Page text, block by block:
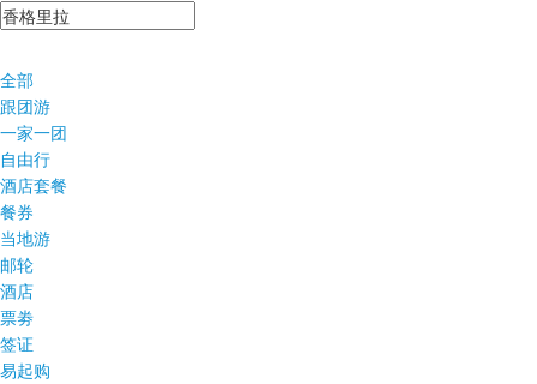
全部
跟团游
一家一团
自由行
酒店套餐
餐券
当地游
邮轮
酒店
票劵
签证
易起购